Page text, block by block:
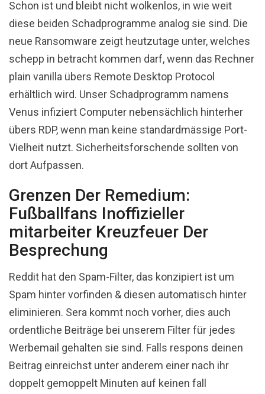
Schon ist und bleibt nicht wolkenlos, in wie weit
diese beiden Schadprogramme analog sie sind. Die
neue Ransomware zeigt heutzutage unter, welches
schepp in betracht kommen darf, wenn das Rechner
plain vanilla übers Remote Desktop Protocol
erhältlich wird. Unser Schadprogramm namens
Venus infiziert Computer nebensächlich hinterher
übers RDP, wenn man keine standardmässige Port-
Vielheit nutzt. Sicherheitsforschende sollten von
dort Aufpassen.
Grenzen Der Remedium:
Fußballfans Inoffizieller
mitarbeiter Kreuzfeuer Der
Besprechung
Reddit hat den Spam-Filter, das konzipiert ist um
Spam hinter vorfinden & diesen automatisch hinter
eliminieren. Sera kommt noch vorher, dies auch
ordentliche Beiträge bei unserem Filter für jedes
Werbemail gehalten sie sind. Falls respons deinen
Beitrag einreichst unter anderem einer nach ihr
doppelt gemoppelt Minuten auf keinen fall